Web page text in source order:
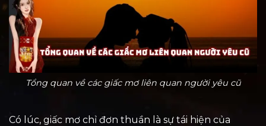
Tổng quan về các giấc mơ liên quan người yêu cũ
Có lúc, giấc mơ chỉ đơn thuần là sự tái hiện của